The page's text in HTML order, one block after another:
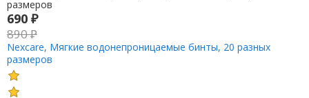
690 ₽
890₽
Nexcare, Мягкие водонепроницаемые бинты, 20 разных
размеров